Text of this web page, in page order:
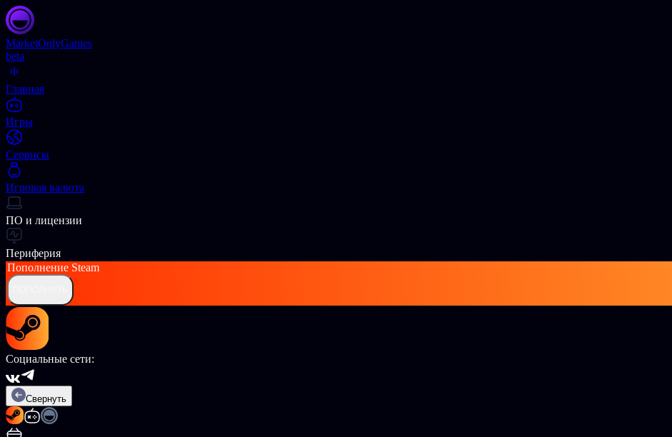
MarketOnlyGames
beta
Главная
Игры
Сервисы
Игровая валюта
ПО и лицензии
Периферия
Пополнение Steam
Социальные сети:
Свернуть